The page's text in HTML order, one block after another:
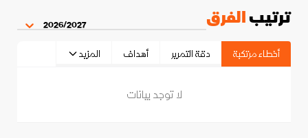
ترتيبالفرق 2026/2027
أخطاء مرتكبة دقة التمرير أهداف المزيد
لا توجد بيانات